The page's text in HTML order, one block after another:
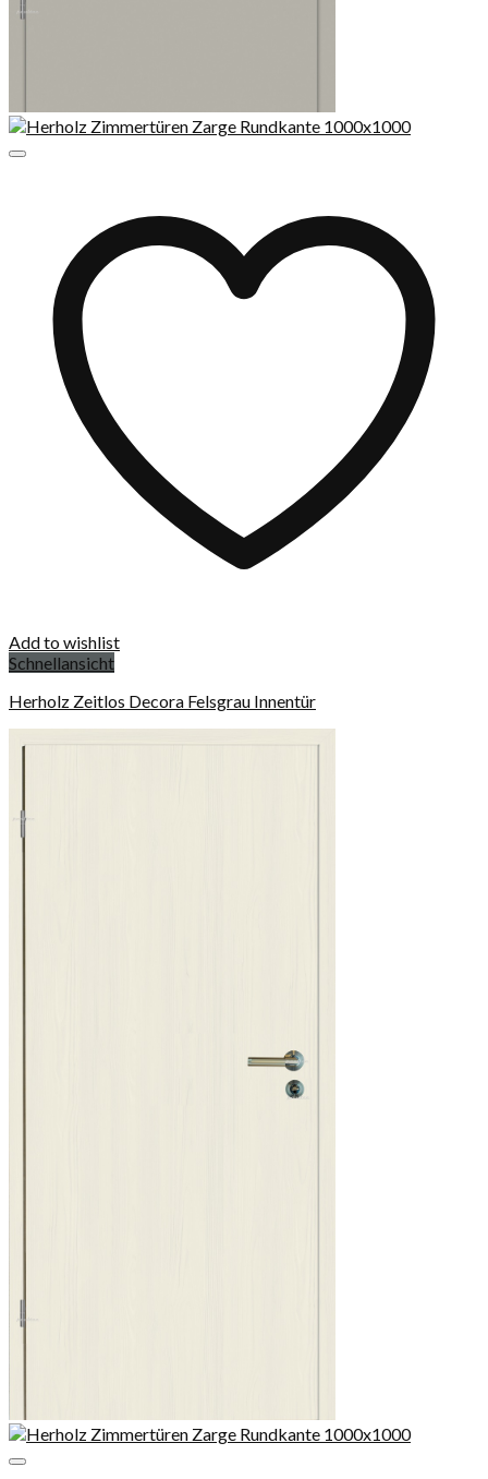
Add to wishlist
Schnellansicht
Herholz Zeitlos Decora Felsgrau Innentür